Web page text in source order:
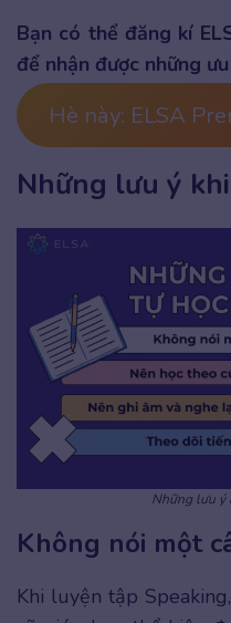
Bạn có thể đăng kí
để nhận được những
Hè này: ELSA
Những lưu ý
Những lưu ý
Không nói một
Khi luyện tập